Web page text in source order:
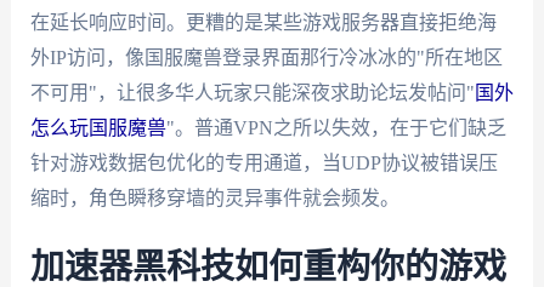
在延长响应时间。更糟的是某些游戏服务器直接拒绝海
外IP访问，像国服魔兽登录界面那行冷冰冰的"所在地区
不可用"，让很多华人玩家只能深夜求助论坛发帖问" 国外
怎么玩国服魔兽"。普通VPN之所以失效，在于它们缺乏
针对游戏数据包优化的专用通道，当UDP协议被错误压
缩时，角色瞬移穿墙的灵异事件就会频发。
加速器黑科技如何重构你的游戏